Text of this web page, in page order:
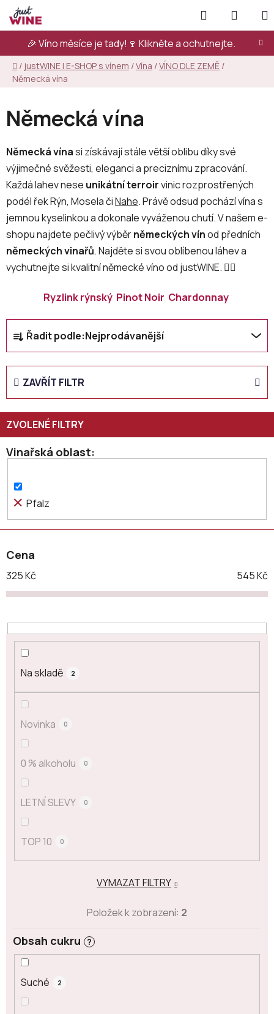
Přejít
na
obsah
🎉 Víno měsíce je tady!🍷 Klikněte a ochutnejte.
Hledat
KOŠÍK
Domů
/ justWINE | E-SHOP s vínem /Vína /VÍNO DLE ZEMĚ /
Německá vína
Německá vína
Německá vínasi získávají stále větší oblibu díky své
výjimečné svěžesti, eleganci a preciznímu zpracování.
Každá lahev nese unikátní terroirvinic rozprostřených
podél řek Rýn, Mosela čiNahe. Právě odsud pochází vína s
jemnou kyselinkou a dokonale vyváženou chutí. V našem e-
shopu najdete pečlivý výběrněmeckých vínod předních
německých vinařů. Najděte si svou oblíbenou láhev a
vychutnejte si kvalitní německé víno od justWINE. 👇🏻
Ryzlink rýnský Pinot Noir Chardonnay
Ř
a
z
n
p
r
o
u
t
ů
Řadit podle:Nejprodávanější
ZAVŘÍT FILTR
Vinařská oblast
Pfalz
Cena
325Kč 545Kč
Na skladě 2
Novinka 0
0 % alkoholu 0
LETNÍ SLEVY 0
TOP 10 0
Obsah cukru ?
Suché 2
VYMAZAT FILTRY
Položek k zobrazení: 2